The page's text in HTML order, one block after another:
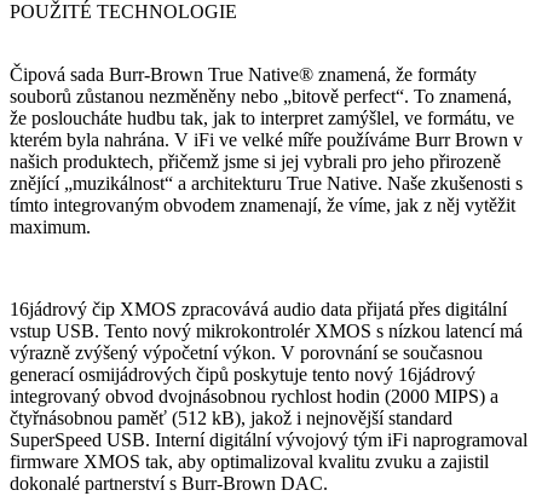
POUŽITÉ TECHNOLOGIE
Čipová sada Burr-Brown True Native® znamená, že formáty
souborů zůstanou nezměněny nebo „bitově perfect“. To znamená,
že posloucháte hudbu tak, jak to interpret zamýšlel, ve formátu, ve
kterém byla nahrána. V iFi ve velké míře používáme Burr Brown v
našich produktech, přičemž jsme si jej vybrali pro jeho přirozeně
znějící „muzikálnost“ a architekturu True Native. Naše zkušenosti s
tímto integrovaným obvodem znamenají, že víme, jak z něj vytěžit
maximum.
16jádrový čip XMOS zpracovává audio data přijatá přes digitální
vstup USB. Tento nový mikrokontrolér XMOS s nízkou latencí má
výrazně zvýšený výpočetní výkon. V porovnání se současnou
generací osmijádrových čipů poskytuje tento nový 16jádrový
integrovaný obvod dvojnásobnou rychlost hodin (2000 MIPS) a
čtyřnásobnou paměť (512 kB), jakož i nejnovější standard
SuperSpeed ​​USB. Interní digitální vývojový tým iFi naprogramoval
firmware XMOS tak, aby optimalizoval kvalitu zvuku a zajistil
dokonalé partnerství s Burr-Brown DAC.